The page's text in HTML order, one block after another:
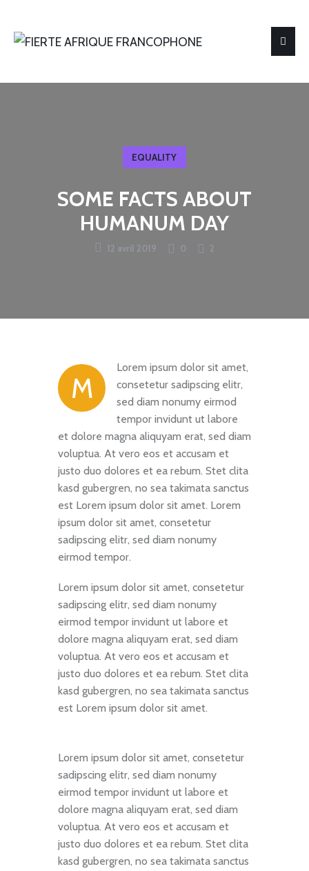
EQUALITY
SOME FACTS ABOUT
HUMANUM DAY
12 avril 2019 0 2
M
Lorem ipsum dolor sit amet,
consetetur sadipscing elitr,
sed diam nonumy eirmod
tempor invidunt ut labore
et dolore magna aliquyam erat, sed diam
voluptua. At vero eos et accusam et
justo duo dolores et ea rebum. Stet clita
kasd gubergren, no sea takimata sanctus
est Lorem ipsum dolor sit amet. Lorem
ipsum dolor sit amet, consetetur
sadipscing elitr, sed diam nonumy
eirmod tempor.
Lorem ipsum dolor sit amet, consetetur
sadipscing elitr, sed diam nonumy
eirmod tempor invidunt ut labore et
dolore magna aliquyam erat, sed diam
voluptua. At vero eos et accusam et
justo duo dolores et ea rebum. Stet clita
kasd gubergren, no sea takimata sanctus
est Lorem ipsum dolor sit amet.
Lorem ipsum dolor sit amet, consetetur
sadipscing elitr, sed diam nonumy
eirmod tempor invidunt ut labore et
dolore magna aliquyam erat, sed diam
voluptua. At vero eos et accusam et
justo duo dolores et ea rebum. Stet clita
kasd gubergren, no sea takimata sanctus